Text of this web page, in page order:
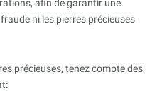
afin de garantir une
ni les pierres précieuses
précieuses, tenez compte des